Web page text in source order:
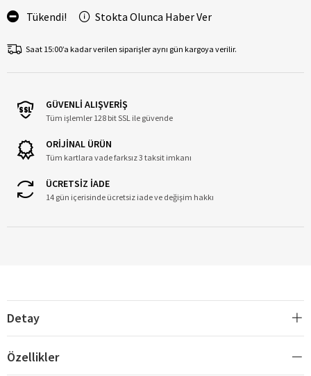
Tükendi! Stokta Olunca Haber Ver
Saat 15:00’a kadar verilen siparişler aynı gün kargoya verilir.
GÜVENLİ ALIŞVERİŞ
Tüm işlemler 128 bit SSL ile güvende
ORİJİNAL ÜRÜN
Tüm kartlara vade farksız 3 taksit imkanı
ÜCRETSİZ İADE
14 gün içerisinde ücretsiz iade ve değişim hakkı
Detay
Özellikler